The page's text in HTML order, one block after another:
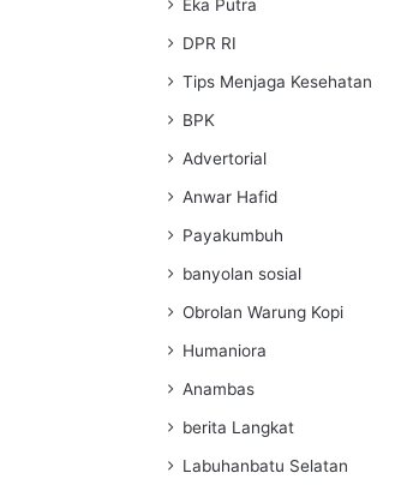
Eka Putra
DPR RI
Tips Menjaga Kesehatan
BPK
Advertorial
Anwar Hafid
Payakumbuh
banyolan sosial
Obrolan Warung Kopi
Humaniora
Anambas
berita Langkat
Labuhanbatu Selatan